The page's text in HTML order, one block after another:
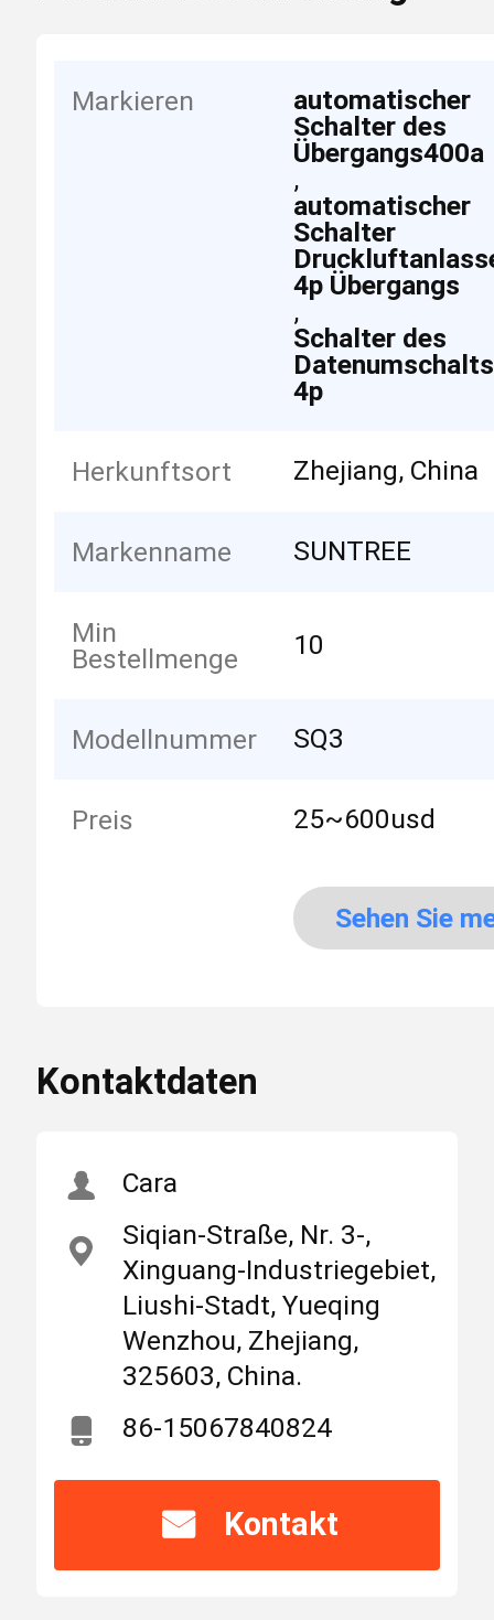
Produits
MCB-Leistungsschalter
Geformter Fall-Leistungsschalter
Markieren
automatischer
Schalter des
Übergangs400a
,
automatischer
Schalter
4p Übergangs
,
Schalter des
4p
Herkunftsort Zhejiang, China
Markenname SUNTREE
Min
Bestellmenge
10
Modellnummer SQ3
Preis 25~600usd
Sehen Sie
Markieren
Übergangs400a
,
automatischer
Schalter
Druckluftanlassers
4p Übergangs
,
Datenumschaltsignal-
Herkunftsort Zhejiang, China
Kontaktdaten
Cara
Siqian-Straße, Nr. 3-,
Xinguang-Industriegebiet,
Liushi-Stadt, Yueqing
Wenzhou, Zhejiang,
325603, China.
86-15067840824
Kontakt